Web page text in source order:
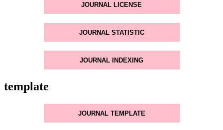
JOURNAL LICENSE
JOURNAL STATISTIC
JOURNAL INDEXING
template
JOURNAL TEMPLATE